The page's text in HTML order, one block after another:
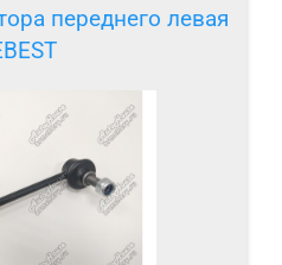
переднего левая